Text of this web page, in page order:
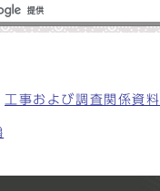
工事および調査関係資料